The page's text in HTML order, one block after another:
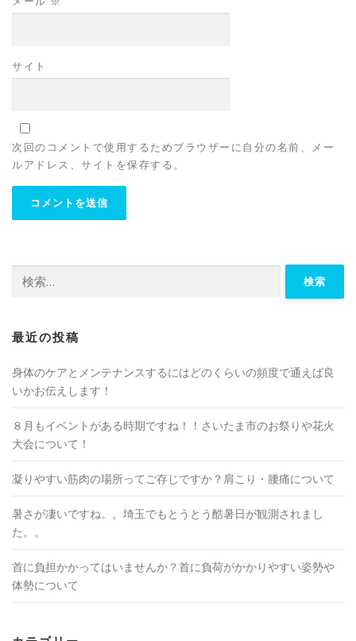
サイト
次回のコメントで使用するためブラウザーに自分の名前、メー
ルアドレス、サイトを保存する。
索:
最近の投稿
身体のケアとメンテナンスするにはどのくらいの頻度で通えば良
いかお伝えします！
８月もイベントがある時期ですね！！さいたま市のお祭りや花火
大会について！
凝りやすい筋肉の場所ってご存じですか？肩こり・腰痛について
暑さが凄いですね。。埼玉でもとうとう酷暑日が観測されまし
た。。
首に負担かかってはいませんか？首に負荷がかかりやすい姿勢や
体勢について